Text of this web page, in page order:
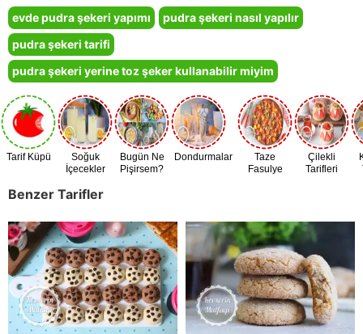
evde pudra şekeri yapımı
pudra şekeri nasıl yapılır
pudra şekeri tarifi
pudra şekeri yerine toz şeker kullanabilir miyim
Tarif Küpü
Soğuk
İçecekler
Bugün Ne
Pişirsem?
Dondurmalar
Taze
Fasulye
Çilekli
Tarifleri
Benzer Tarifler